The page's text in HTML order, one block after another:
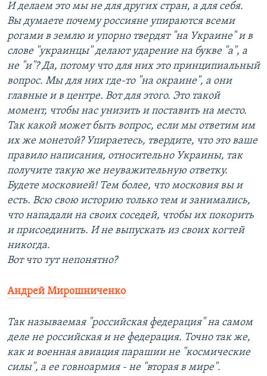
И делаем это мы не для других стран, а для себя.
Вы думаете почему россияне упираются всеми
рогами в землю и упорно твердят "на Украине" и в
слове "украинцы" делают ударение на букве "а", а
не "и"? Да, потому что для них это принципиальный
вопрос. Мы для них где-то "на окраине", а они
главные и в центре. Вот для этого. Это такой
момент, чтобы нас унизить и поставить на место.
Так какой может быть вопрос, если мы ответим им
их же монетой? Упираетесь, твердите, что это ваше
правило написания, относительно Украины, так
получите такую же неуважительную ответку.
Будете московией! Тем более, что московия вы и
есть. Всю свою историю только тем и занимались,
что нападали на своих соседей, чтобы их покорить
и присоединить. И не выпускать из своих когтей
никогда.
Вот что тут непонятно?
Андрей Мирошниченко
Так называемая "российская федерация" на самом
деле не российская и не федерация. Точно так же,
как и военная авиация парашии не "космические
силы", а ее говноармия - не "вторая в мире".